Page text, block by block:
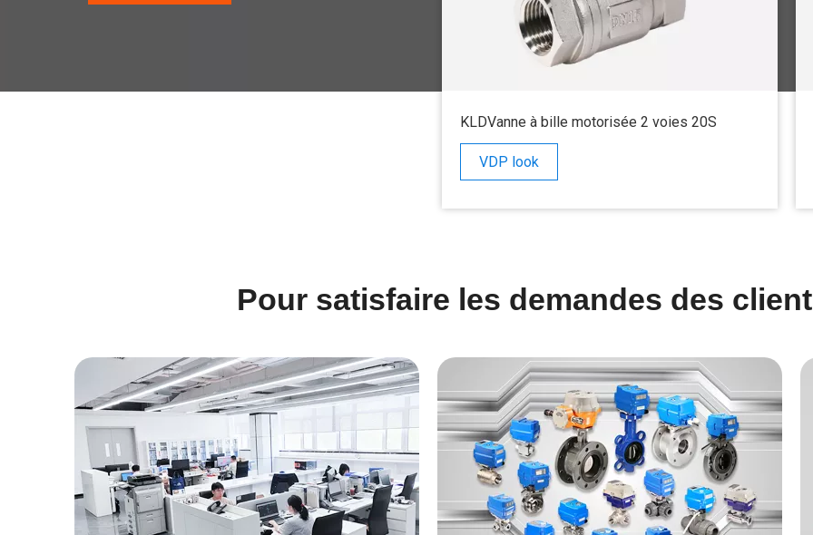
KLDVanne à bille motorisée 2 voies 20S
VDP look
Pour satisfaire les demandes des